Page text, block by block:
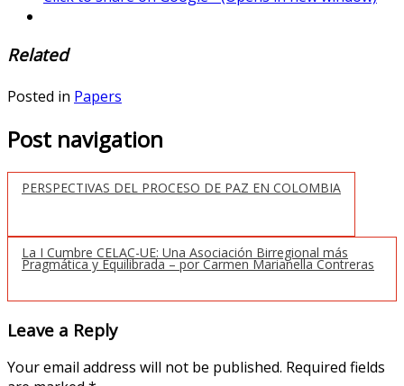
Related
Posted in Papers
Post navigation
PERSPECTIVAS DEL PROCESO DE PAZ EN COLOMBIA
La I Cumbre CELAC-UE: Una Asociación Birregional más
Pragmática y Equilibrada – por Carmen Marianella Contreras
Leave a Reply
Your email address will not be published. Required fields